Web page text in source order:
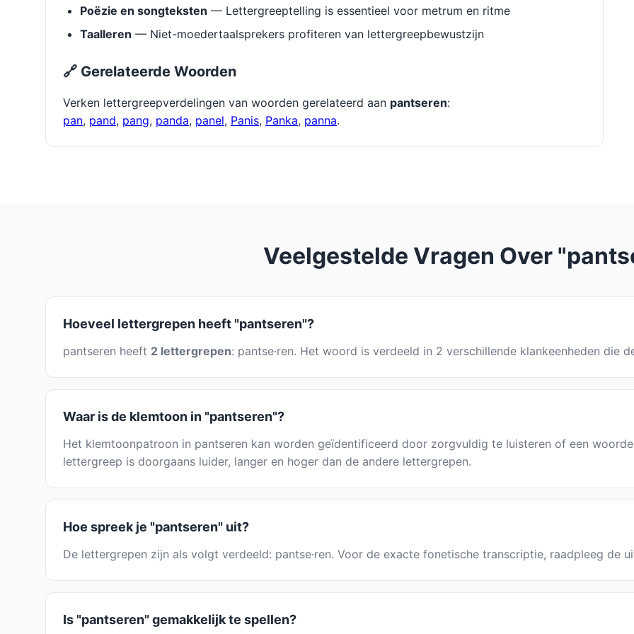
Poëzie en songteksten — Lettergreeptelling is essentieel voor metrum en ritme
Taalleren — Niet-moedertaalsprekers profiteren van lettergreepbewustzijn
🔗 Gerelateerde Woorden
Verken lettergreepverdelingen van woorden gerelateerd aan pantseren:
pan, pand, pang, panda, panel, Panis, Panka, panna.
Veelgestelde Vragen Over
Hoeveel lettergrepen heeft "pantseren"?
pantseren heeft 2 lettergrepen: pantse·ren. Het woord is verdeeld in 2 verschillende klankeenheden die
Waar is de klemtoon in "pantseren"?
Het klemtoonpatroon in pantseren kan worden geïdentificeerd door zorgvuldig te luisteren of een
lettergreep is doorgaans luider, langer en hoger dan de andere lettergrepen.
Hoe spreek je "pantseren" uit?
De lettergrepen zijn als volgt verdeeld: pantse·ren. Voor de exacte fonetische transcriptie, raadpleeg de
Is "pantseren" gemakkelijk te spellen?